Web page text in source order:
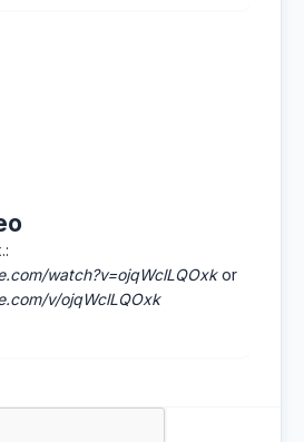
watch?v=ojqWclLQOxkor
v/ojqWclLQOxk